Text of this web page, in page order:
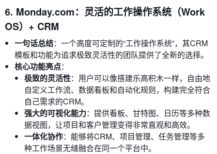
6. Monday.com：灵活的工作操作系统（Work
OS）+ CRM
一句话总结：一个高度可定制的“工作操作系统”，其CRM
模板和功能为追求极致灵活性的团队提供了全新的选择。
核心功能亮点：
极致的灵活性：用户可以像搭建乐高积木一样，自由地
自定义工作流、数据看板和自动化规则，构建完全符合
自己需求的CRM。
强大的可视化能力：提供看板、甘特图、日历等多种数
据视图，让项目和客户管理变得非常直观和高效。
一体化协作：能够将CRM、项目管理、任务管理等多
种工作场景无缝融合在同一个平台中。